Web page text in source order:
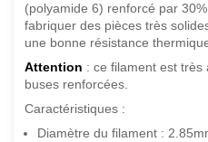
(polyamide 6) renforcé par
fabriquer des pièces très
une bonne résistance
Attention : ce filament est très
buses renforcées.
Caractéristiques :
Diamètre du filament :